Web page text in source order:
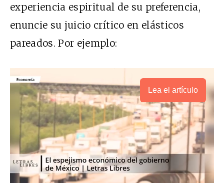
experiencia espiritual de su preferencia,
enuncie su juicio crítico en elásticos
pareados. Por ejemplo:
Lea el artículo